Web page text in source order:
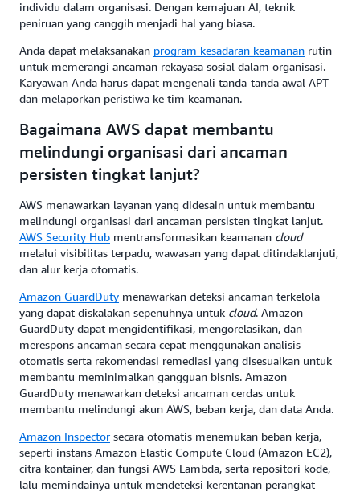
individu dalam organisasi. Dengan kemajuan AI, teknik
peniruan yang canggih menjadi hal yang biasa.
Anda dapat melaksanakan program kesadaran keamanan rutin
untuk memerangi ancaman rekayasa sosial dalam organisasi.
Karyawan Anda harus dapat mengenali tanda-tanda awal APT
dan melaporkan peristiwa ke tim keamanan.
Bagaimana AWS dapat membantu
melindungi organisasi dari ancaman
persisten tingkat lanjut?
AWS menawarkan layanan yang didesain untuk membantu
melindungi organisasi dari ancaman persisten tingkat lanjut.
AWS Security Hub mentransformasikan keamanan cloud
melalui visibilitas terpadu, wawasan yang dapat ditindaklanjuti,
dan alur kerja otomatis.
Amazon GuardDuty menawarkan deteksi ancaman terkelola
yang dapat diskalakan sepenuhnya untuk cloud. Amazon
GuardDuty dapat mengidentifikasi, mengorelasikan, dan
merespons ancaman secara cepat menggunakan analisis
otomatis serta rekomendasi remediasi yang disesuaikan untuk
membantu meminimalkan gangguan bisnis. Amazon
GuardDuty menawarkan deteksi ancaman cerdas untuk
membantu melindungi akun AWS, beban kerja, dan data Anda.
Amazon Inspector secara otomatis menemukan beban kerja,
seperti instans Amazon Elastic Compute Cloud (Amazon EC2),
citra kontainer, dan fungsi AWS Lambda, serta repositori kode,
lalu memindainya untuk mendeteksi kerentanan perangkat